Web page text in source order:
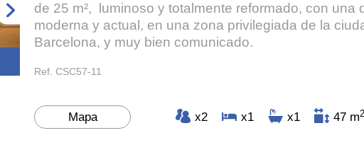
de 25 m², luminoso y totalmente reformado, con una
moderna y actual, en una zona privilegiada de la
Barcelona, y muy bien comunicado.
Ref. CSC57-11
Mapa x2 x1 x1 47 m2